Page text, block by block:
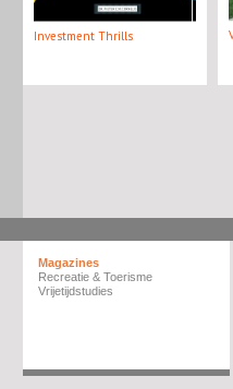
Investment Thrills
Magazines
Recreatie & Toerisme
Vrijetijdstudies